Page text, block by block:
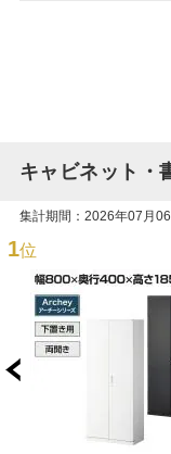
キャビネット・
集計期間：2026年07月
1位